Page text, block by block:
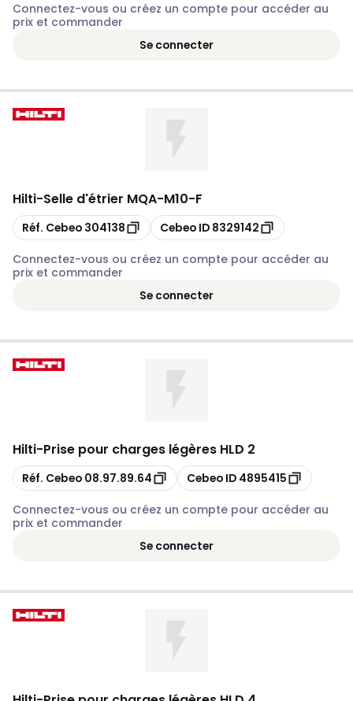
Connectez-vous ou créez un compte pour accéder au
prix et commander
Se connecter
Hilti-Selle d'étrier MQA-M10-F
Copier
Réf. Cebeo 304138 Copier
Cebeo ID 8329142
Connectez-vous ou créez un compte pour accéder au
prix et commander
Se connecter
Hilti-Prise pour charges légères HLD 2
Copier
Réf. Cebeo 08.97.89.64 Copier
Cebeo ID 4895415
Connectez-vous ou créez un compte pour accéder au
prix et commander
Se connecter